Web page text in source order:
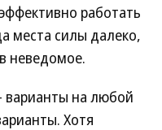
работать
места силы далеко,
неведомое.
на любой
Хотя